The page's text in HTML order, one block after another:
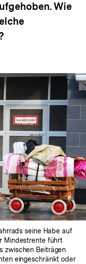
Wie
seine Habe auf
Mindestrente führt
zwischen Beiträgen
eingeschränkt oder